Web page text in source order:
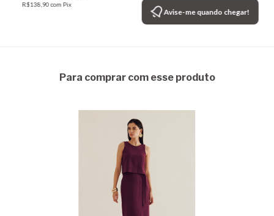
R$138,90com Pix
Avise-me quando chegar!
Para comprar com esse produto